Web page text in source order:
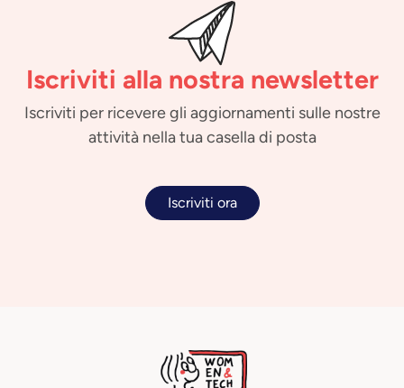
Iscriviti alla nostra newsletter
Iscriviti per ricevere gli aggiornamenti sulle nostre
attività nella tua casella di posta
Iscriviti ora